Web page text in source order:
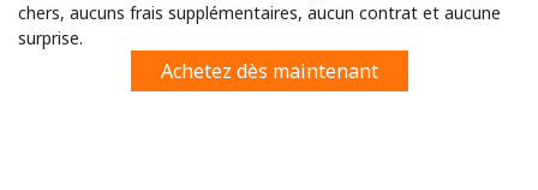
ou
chers, aucuns frais supplémentaires, aucun contrat et aucune
surprise.
Achetez dès maintenant